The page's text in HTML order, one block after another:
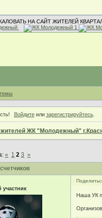
НА САЙТ ЖИТЕЛЕЙ
Войдитеили зарегистрируйтесь.
ЖК "Молодежный"
« 1 2 3 »
Наша УК